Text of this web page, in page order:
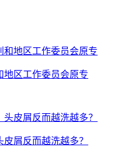
地区工作委员会原专
屑反而越洗越多？